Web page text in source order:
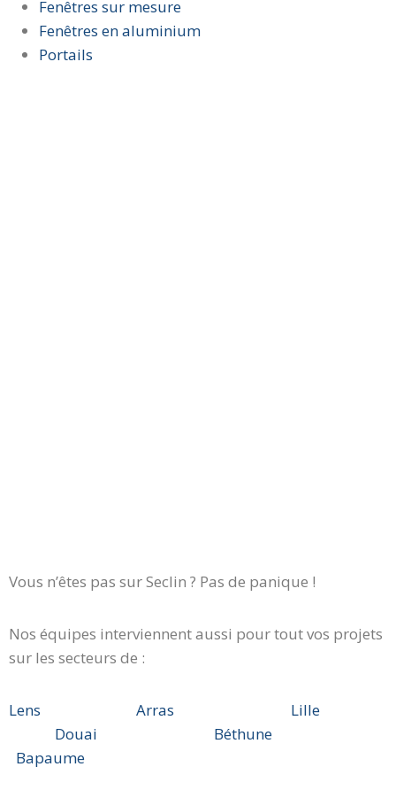
Fenêtres sur mesure
Fenêtres en aluminium
Portails
Vous n’êtes pas sur Seclin ? Pas de panique !
Nos équipes interviennent aussi pour tout vos projets
sur les secteurs de :
Lens Arras
Lille
Douai
Béthune
Bapaume